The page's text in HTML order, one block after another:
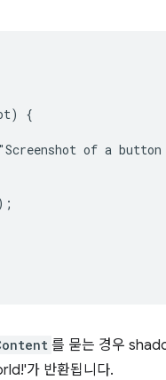
{
of a
를 묻는 경우
가 반환됩니다.